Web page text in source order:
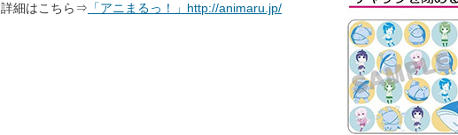
詳細はこちら⇒ 「アニまるっ！」http://animaru.jp/